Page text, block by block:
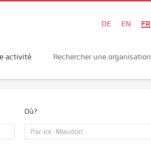
DE EN FR
activité Rechercher une organisation
Où?